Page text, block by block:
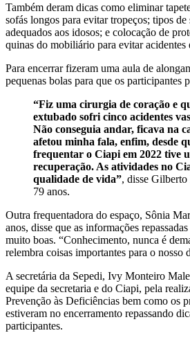
Também deram dicas como eliminar
sofás longos para evitar tropeços; tipos de
adequados aos idosos; e colocação de
quinas do mobiliário para evitar acidentes
Para encerrar fizeram uma aula de
pequenas bolas para que os participantes
“Fiz uma cirurgia de coração e
extubado sofri cinco acidentes
Não conseguia andar, ficava na
afetou minha fala, enfim, desde
frequentar o Ciapi em 2022 tive
recuperação. As atividades no
qualidade de vida”, disse
79 anos.
Outra frequentadora do espaço, Sônia
anos, disse que as informações
muito boas. “Conhecimento, nunca é
relembra coisas importantes para o nosso
A secretária da Sepedi, Ivy Monteiro
equipe da secretaria e do Ciapi, pela
Prevenção às Deficiências bem como os
estiveram no encerramento repassando
participantes.